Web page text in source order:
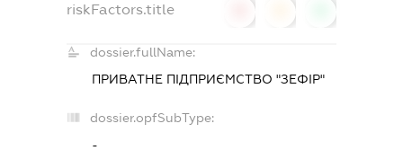
riskFactors.title
dossier.fullName:
ПРИВАТНЕ ПІДПРИЄМСТВО "ЗЕФІР"
dossier.opfSubType:
-